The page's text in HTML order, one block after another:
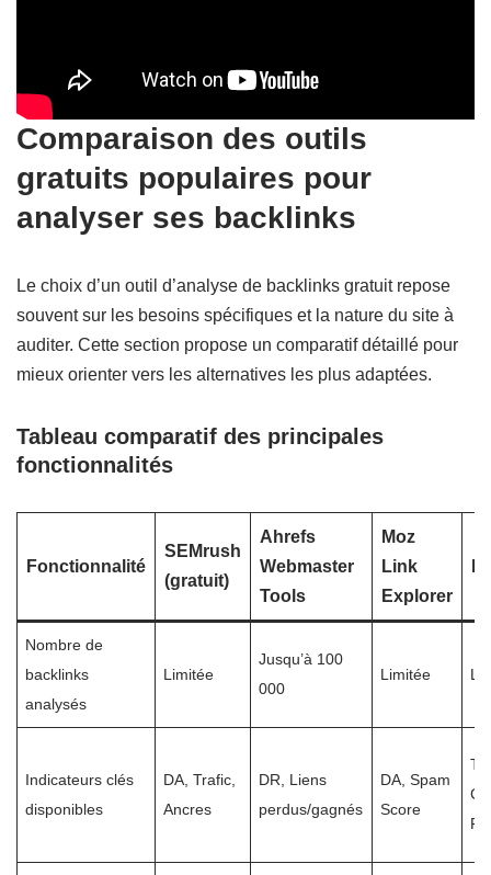
Comparaison des outils
gratuits populaires pour
analyser ses backlinks
Le choix d’un outil d’analyse de backlinks gratuit repose
souvent sur les besoins spécifiques et la nature du site à
auditer. Cette section propose un comparatif détaillé pour
mieux orienter vers les alternatives les plus adaptées.
Tableau comparatif des principales
fonctionnalités
Fonctionnalité
SEMrush
(gratuit)
Ahrefs
Webmaster
Tools
Moz
Link
Explorer
Nombre de
backlinks
analysés
Limitée
Jusqu’à 100
000
Limitée
Indicateurs clés
disponibles
DA, Trafic,
Ancres
DR, Liens
perdus/gagnés
DA, Spam
Score